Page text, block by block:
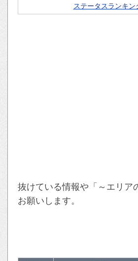
ステータスランキン
抜けている情報や「～エリア
お願いします。